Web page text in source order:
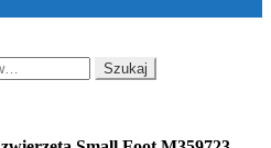
Szukaj